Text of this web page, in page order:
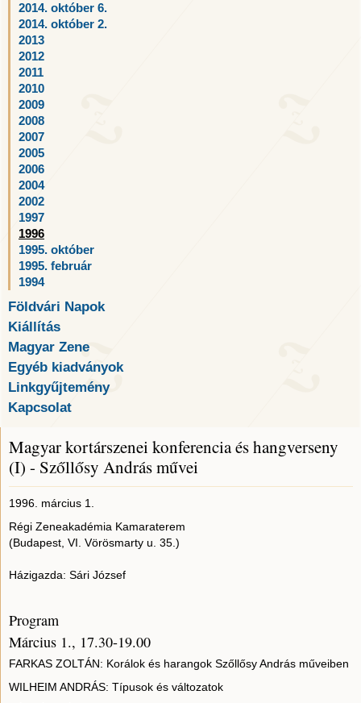
2014. október 6.
2014. október 2.
2013
2012
2011
2010
2009
2008
2007
2005
2006
2004
2002
1997
1996
1995. október
1995. február
1994
Földvári Napok
Kiállítás
Magyar Zene
Egyéb kiadványok
Linkgyűjtemény
Kapcsolat
Magyar kortárszenei konferencia és hangverseny
(I) - Szőllősy András művei
1996. március 1.
Régi Zeneakadémia Kamaraterem
(Budapest, VI. Vörösmarty u. 35.)
Házigazda: Sári József
Program
Március 1., 17.30-19.00
FARKAS ZOLTÁN: Korálok és harangok Szőllősy András műveiben
WILHEIM ANDRÁS: Típusok és változatok